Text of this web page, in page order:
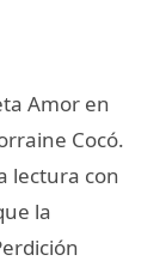
Amor en
Cocó.
lectura con
la